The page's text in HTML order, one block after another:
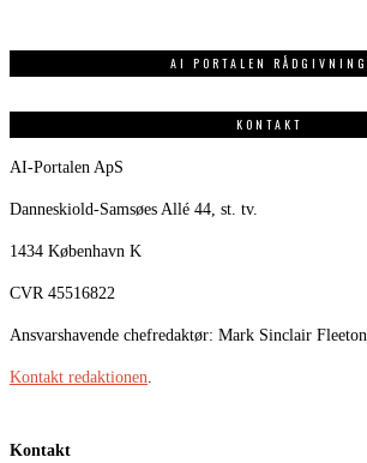
AI PORTALEN RÅDGIVNING
KONTAKT
AI-Portalen ApS
Danneskiold-Samsøes Allé 44, st. tv.
1434 København K
CVR 45516822
Ansvarshavende chefredaktør: Mark Sinclair Fleeton
Kontakt redaktionen
Kontakt